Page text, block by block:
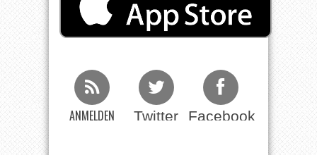
ANMELDEN Twitter Facebook